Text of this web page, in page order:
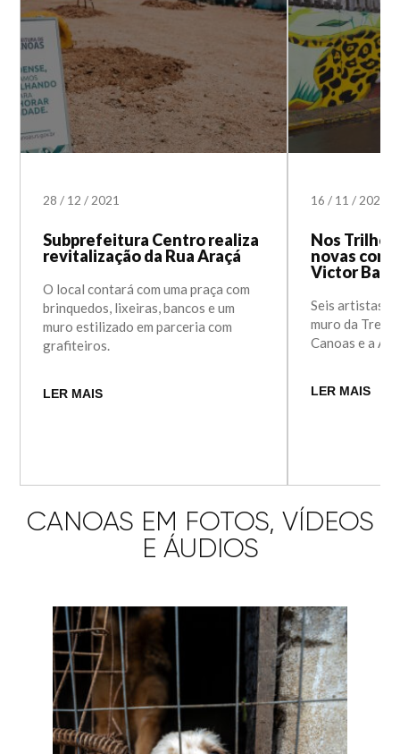
28/ 12/ 2021
Subprefeitura Centro realiza
revitalização da Rua Araçá
O local contará com uma praça com
brinquedos, lixeiras, bancos e um
muro estilizado em parceria com
grafiteiros.
LER MAIS
16/ 11/ 2021
Nos
novas
Victor
Seis artistas
muro da
Canoas e a
LER MAIS
CANOAS EM FOTOS, VÍDEOS
E ÁUDIOS